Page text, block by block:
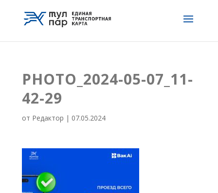
PHOTO_2024-05-07_11-
42-29
от Редактор | 07.05.2024